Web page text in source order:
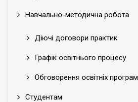
Навчально-методична робота
Діючі договори практик
Графік освітнього процесу
Обговорення освітніх програм
Студентам